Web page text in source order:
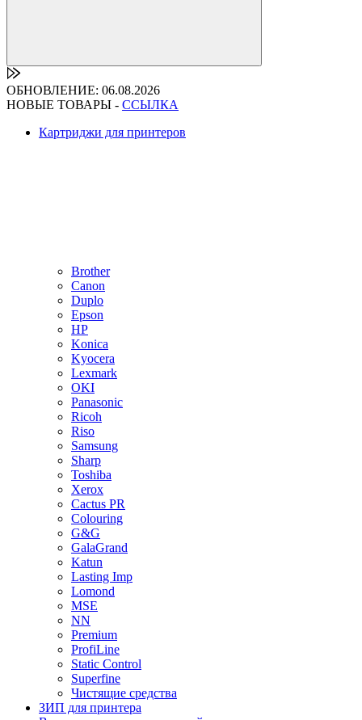
ОБНОВЛЕНИЕ: 06.08.2026
НОВЫЕ ТОВАРЫ - ССЫЛКА
Картриджи для принтеров
Brother
Canon
Duplo
Epson
HP
Konica
Kyocera
Lexmark
OKI
Panasonic
Ricoh
Riso
Samsung
Sharp
Toshiba
Xerox
Cactus PR
Colouring
G&G
GalaGrand
Katun
Lasting Imp
Lomond
MSE
NN
Premium
ProfiLine
Static Control
Superfine
Чистящие средства
ЗИП для принтера